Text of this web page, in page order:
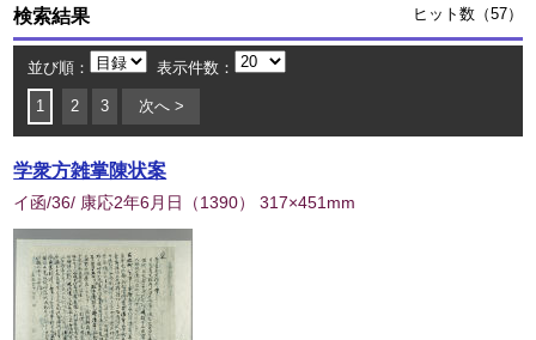
検索結果 ヒット数（57）
並び順： 表示件数：
1 2 3 次へ >
学衆方雑掌陳状案
イ函/36/ 康応2年6月日 （1390） 317×451mm